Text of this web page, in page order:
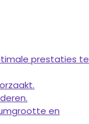
prestaties te
en